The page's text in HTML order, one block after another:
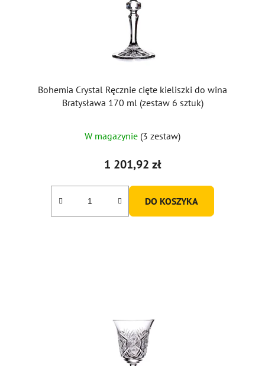
Bohemia Crystal Ręcznie cięte kieliszki do wina
Bratysława 170 ml (zestaw 6 sztuk)
W magazynie (3 zestaw)
1 201,92 zł
DO KOSZYKA